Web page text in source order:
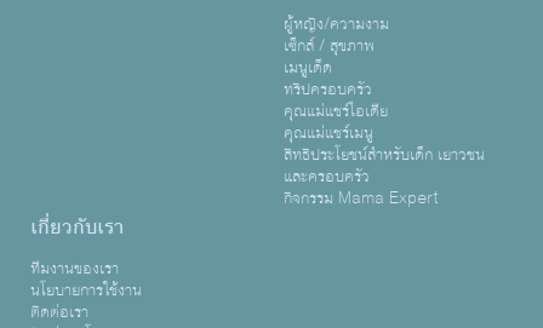
ผู้หญิง/ความงาม
เซ็กส์ / สุขภาพ
เมนูเด็ด
ทริปครอบครัว
คุณแม่แชร์ไอเดีย
คุณแม่แชร์เมนู
สิทธิประโยชน์สำหรับเด็ก เยาวชน
และครอบครัว
กิจกรรม Mama Expert
เกี่ยวกับเรา
ทีมงานของเรา
นโยบายการใช้งาน
ติดต่อเรา